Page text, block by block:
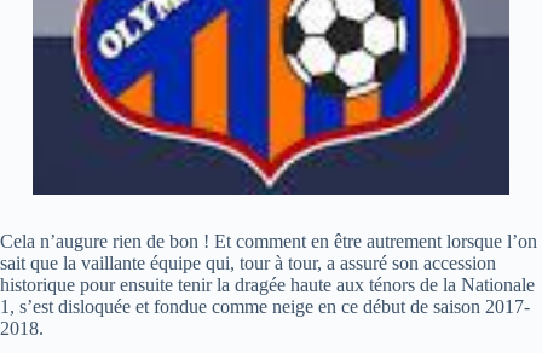
Cela n’augure rien de bon ! Et comment en être autrement lorsque l’on
sait que la vaillante équipe qui, tour à tour, a assuré son accession
historique pour ensuite tenir la dragée haute aux ténors de la Nationale
1, s’est disloquée et fondue comme neige en ce début de saison 2017-
2018.